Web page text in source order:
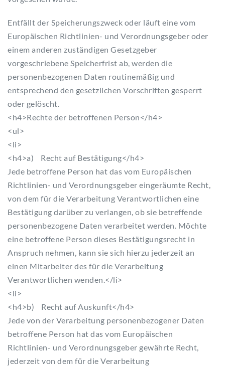
Entfällt der Speicherungszweck oder läuft eine vom
Europäischen Richtlinien- und Verordnungsgeber oder
einem anderen zuständigen Gesetzgeber
vorgeschriebene Speicherfrist ab, werden die
personenbezogenen Daten routinemäßig und
entsprechend den gesetzlichen Vorschriften gesperrt
oder gelöscht.
<h4>Rechte der betroffenen Person</h4>
<ul>
<li>
<h4>a) Recht auf Bestätigung</h4>
Jede betroffene Person hat das vom Europäischen
Richtlinien- und Verordnungsgeber eingeräumte Recht,
von dem für die Verarbeitung Verantwortlichen eine
Bestätigung darüber zu verlangen, ob sie betreffende
personenbezogene Daten verarbeitet werden. Möchte
eine betroffene Person dieses Bestätigungsrecht in
Anspruch nehmen, kann sie sich hierzu jederzeit an
einen Mitarbeiter des für die Verarbeitung
Verantwortlichen wenden.</li>
<li>
<h4>b) Recht auf Auskunft</h4>
Jede von der Verarbeitung personenbezogener Daten
betroffene Person hat das vom Europäischen
Richtlinien- und Verordnungsgeber gewährte Recht,
jederzeit von dem für die Verarbeitung